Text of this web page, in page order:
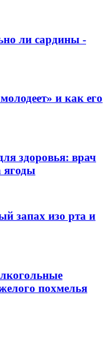
ли сардины -
и как его
здоровья: врач
ягоды
запах изо рта и
похмелья